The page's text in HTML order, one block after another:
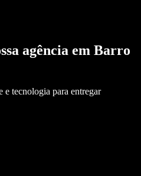
agência em Barro
e tecnologia para entregar